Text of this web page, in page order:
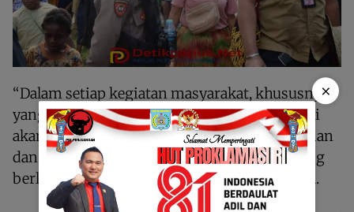
“Dalam setiap kegiatan masyarakat, khususnya
yang berkaitan dengan adat dan budaya, kami
akan selalu hadir untuk memberikan rasa aman
dan mendukung kelancaran acara mubes yang
berlangsung selama 3 (tiga) hari,” ungkapnya.
×